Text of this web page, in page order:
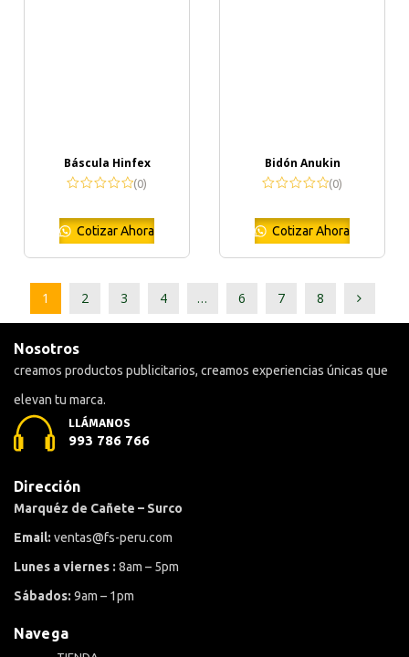
Báscula Hinfex
(0)
Cotizar Ahora
Bidón Anukin
(0)
Cotizar Ahora
1 2 3 4 … 6 7 8
Nosotros
creamos productos publicitarios, creamos experiencias únicas que
elevan tu marca.
LLÁMANOS
993 786 766
Dirección
Marquéz de Cañete – Surco
Email: ventas@fs-peru.com
Lunes a viernes : 8am – 5pm
Sábados: 9am – 1pm
Navega